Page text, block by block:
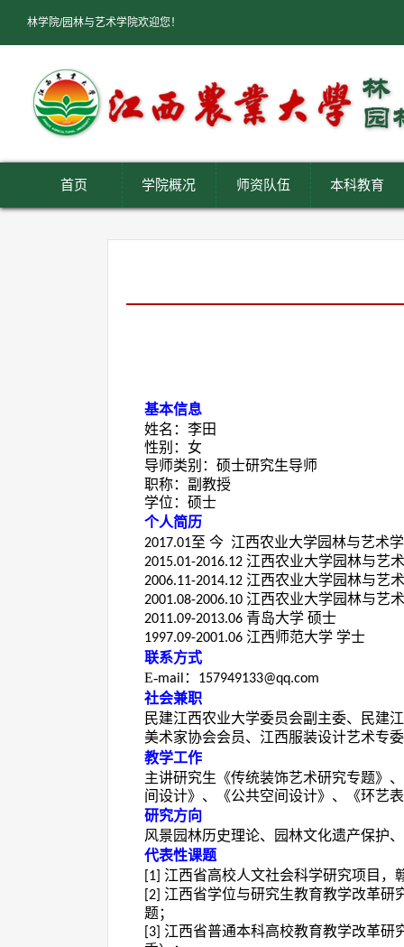
林学院/园林与艺术学院欢迎您！
首页 学院概况 师资队伍 本科教育
基本信息
姓名：李田
性别：女
导师类别 ： 硕士研究生导师
职称：副教授
学位：硕士
个人简历
2017.01至 今 江西农业大学园林与艺术
2015.01-2016.12 江西农业大学园林与艺
2006.11-2014.12 江西农业大学园林与艺
2001.08-2006.10 江西农业大学园林与艺
2011.09-2013.06 青岛大学 硕士
1997.09-2001.06 江西师范大学 学士
联系方式
E-mail ： 157949133@qq.com
社会兼职
民建江西农业大学委员会副主委、
民建
美术家协会会员、江西服装设计艺术专
教学工作
主讲研究生《传统装饰艺术研究专题》
间设计》、《公共空间设计》、《环艺
研究方向
风景园林历史理论、园林文化遗产保护
代表性课题
1 江西省高校人文社会科学研究项目，
2
江西省学位与研究生教育教学改革研
题；
3
江西省普通本科高校教育教学改革研